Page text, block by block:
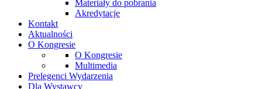
Materiały do pobrania
Akredytacje
Kontakt
Aktualności
O Kongresie
O Kongresie
Multimedia
Prelegenci Wydarzenia
Dla Wystawcy